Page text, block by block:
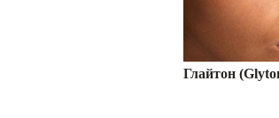
Глайтон